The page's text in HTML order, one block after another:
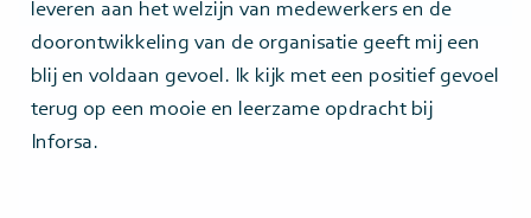
leveren aan het welzijn van medewerkers en de
doorontwikkeling van de organisatie geeft mij een
blij en voldaan gevoel. Ik kijk met een positief gevoel
terug op een mooie en leerzame opdracht bij
Inforsa.